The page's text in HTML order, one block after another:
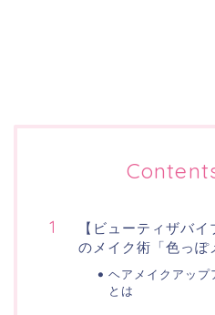
【ビューティザバ
のメイク術「色っぽ
ヘアメイクアップ
とは